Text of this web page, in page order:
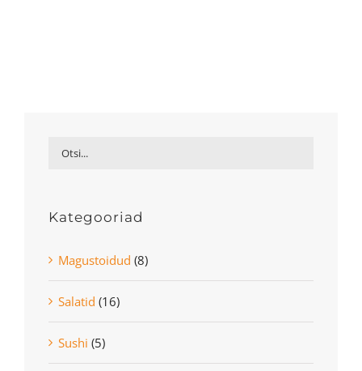
Kategooriad
Magustoidud (8)
Salatid (16)
Sushi (5)